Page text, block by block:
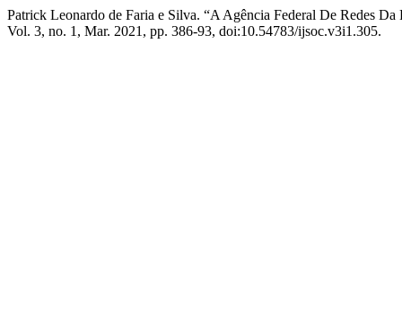
Patrick Leonardo de Faria e Silva. “A Agência Federal De Redes
Vol. 3, no. 1, Mar. 2021, pp. 386-93, doi:10.54783/ijsoc.v3i1.305.